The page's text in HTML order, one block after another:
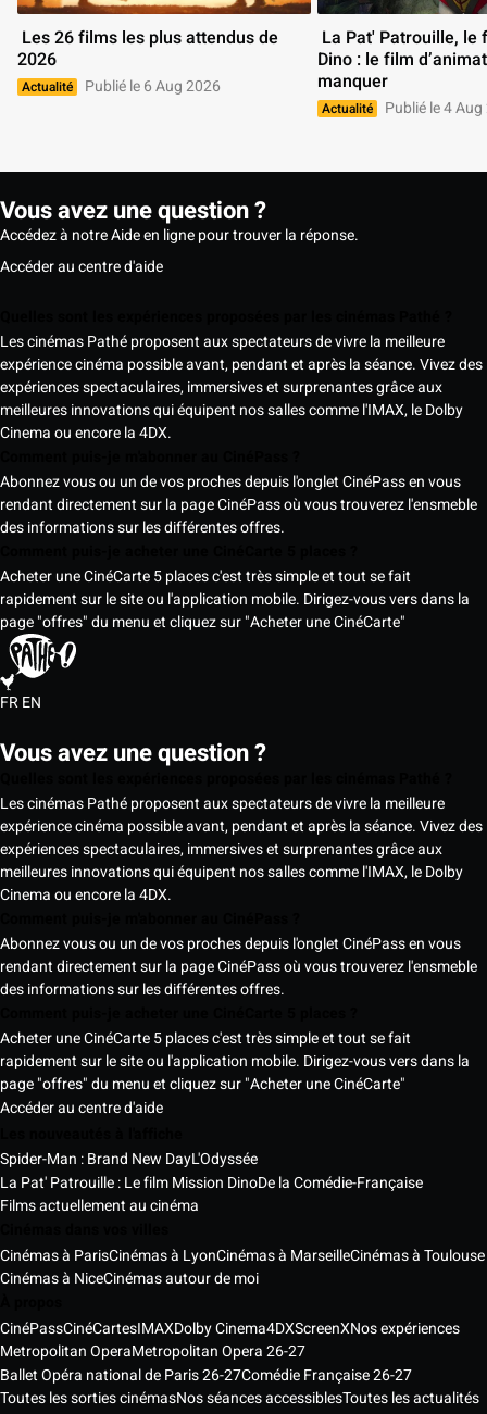
2026
Actualité Publié le 6 Aug 2026
Dino : le film
manquer
Actualité Publié le 4
Vous avez une question ?
Accédez à notre Aide en ligne pour trouver la réponse.
Accéder au centre d'aide
Les cinémas Pathé proposent aux spectateurs de vivre la meilleure
expérience cinéma possible avant, pendant et après la séance. Vivez des
expériences spectaculaires, immersives et surprenantes grâce aux
meilleures innovations qui équipent nos salles comme l'IMAX, le Dolby
Cinema ou encore la 4DX.
Abonnez vous ou un de vos proches depuis l'onglet CinéPass en vous
rendant directement sur la page CinéPass où vous trouverez l'ensmeble
des informations sur les différentes offres.
Acheter une CinéCarte 5 places c'est très simple et tout se fait
rapidement sur le site ou l'application mobile. Dirigez-vous vers dans la
page "offres" du menu et cliquez sur "Acheter une CinéCarte"
FREN
Vous avez une question ?
Les cinémas Pathé proposent aux spectateurs de vivre la meilleure
expérience cinéma possible avant, pendant et après la séance. Vivez des
expériences spectaculaires, immersives et surprenantes grâce aux
meilleures innovations qui équipent nos salles comme l'IMAX, le Dolby
Cinema ou encore la 4DX.
Abonnez vous ou un de vos proches depuis l'onglet CinéPass en vous
rendant directement sur la page CinéPass où vous trouverez l'ensmeble
des informations sur les différentes offres.
Acheter une CinéCarte 5 places c'est très simple et tout se fait
rapidement sur le site ou l'application mobile. Dirigez-vous vers dans la
page "offres" du menu et cliquez sur "Acheter une CinéCarte"
Accéder au centre d'aide
Spider-Man : Brand New DayL'Odyssée
La Pat' Patrouille : Le film Mission DinoDe la Comédie-Française
Films actuellement au cinéma
Cinémas à ParisCinémas à LyonCinémas à MarseilleCinémas à Toulouse
Cinémas à NiceCinémas autour de moi
CinéPassCinéCartesIMAXDolby Cinema4DXScreenXNos expériences
Metropolitan OperaMetropolitan Opera 26-27
Ballet Opéra national de Paris 26-27Comédie Française 26-27
Toutes les sorties cinémasNos séances accessiblesToutes les actualités